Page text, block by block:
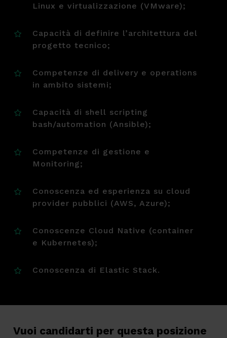
Linux e virtualizzazione (VMware);
Capacità di definire l’architettura del
progetto tecnico;
Competenze di delivery e operations
in ambito sistemi;
Capacità di shell scripting
bash/automation (Ansible);
Competenze di gestione e
Monitoring;
Conoscenza ed esperienza su cloud
provider pubblici (AWS, Azure);
Conoscenze Cloud Native (container
e Kubernetes);
Conoscenza di Elastic Stack.
Vuoi candidarti per questa posizione